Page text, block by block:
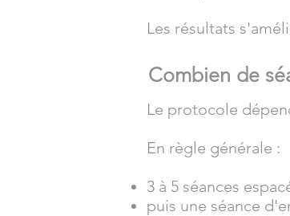
Les résultats
Combien de
Le protocole
En règle générale :
3 à 5 séances
puis une séance